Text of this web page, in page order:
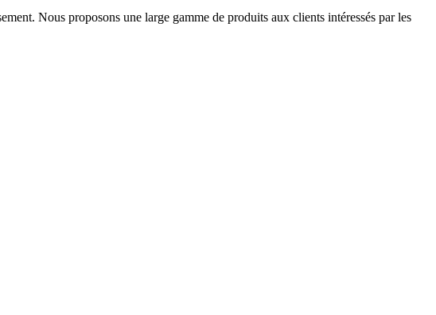
Nous proposons une large gamme de produits aux clients intéressés par les